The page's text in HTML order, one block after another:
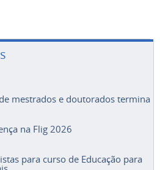
na Flig 2026